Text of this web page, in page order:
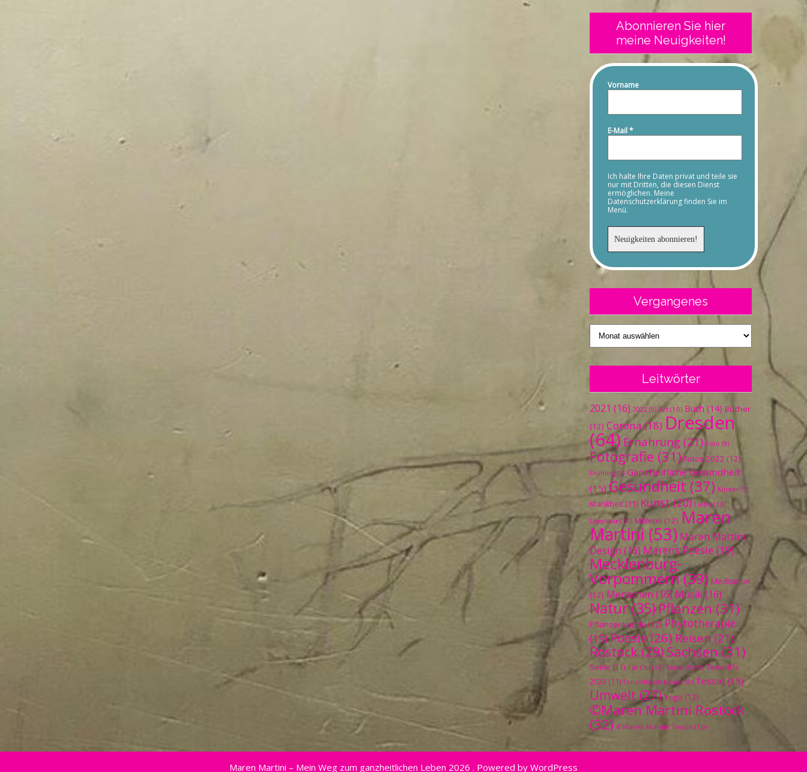
Abonnieren Sie hier
meine Neuigkeiten!
Vorname
E-Mail*
Ich halte Ihre Daten privat und teile sie
nur mit Dritten, die diesen Dienst
ermöglichen. Meine
Datenschutzerklärung finden Sie im
Menü.
Vergangenes
Vergangenes
Leitwörter
2021 (16) 2022 (9) Art (10) Buch (14) Bücher
(12) Corona(18) Dresden
(64) Ernährung (21) Foto (9)
Fotografie (31) Fotos 2022 (12)
Frühling (9) Ganzheitliche Gesundheit
(15) Gesundheit (37) Kinder (9)
Krankheit (11) Kunst(20) Liebe(10)
Literatur (10) Malerei (12) Maren
Martini(53) Maren Martini
Design (16) Marens Poesie (19)
Mecklenburg-
Vorpommern(39) Meditation
(12) Menschen (16) Musik(16)
Natur(35)Pflanzen (31)
Pflanzenkunde(12) Phytotherapie
(19)Poesie(26) Reisen(21)
Rostock (29) Sachsen (31)
Seele (11) Tai Chi (10) Teneriffa (9) Teneriffa
2023 (11) Teneriffa im Januar(9) Tessin (15)
Umwelt (27) Yoga (12)
©Maren Martini Rostock
(32) ©Maren Martini Tessin (10)
Maren Martini – Mein Weg zum ganzheitlichen Leben 2026 . Powered by WordPress